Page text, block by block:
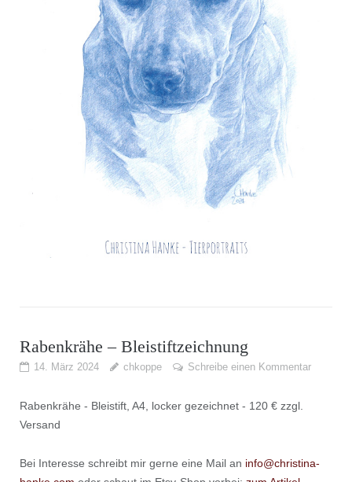
Rabenkrähe – Bleistiftzeichnung
14. März 2024 chkoppe Schreibe einen Kommentar
Rabenkrähe - Bleistift, A4, locker gezeichnet - 120 € zzgl.
Versand
Bei Interesse schreibt mir gerne eine Mail an info@christina-